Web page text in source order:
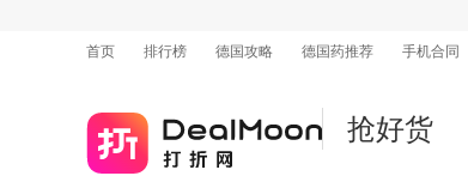
首页
排行榜 德国攻略 德国药推荐 手机合同
抢好货